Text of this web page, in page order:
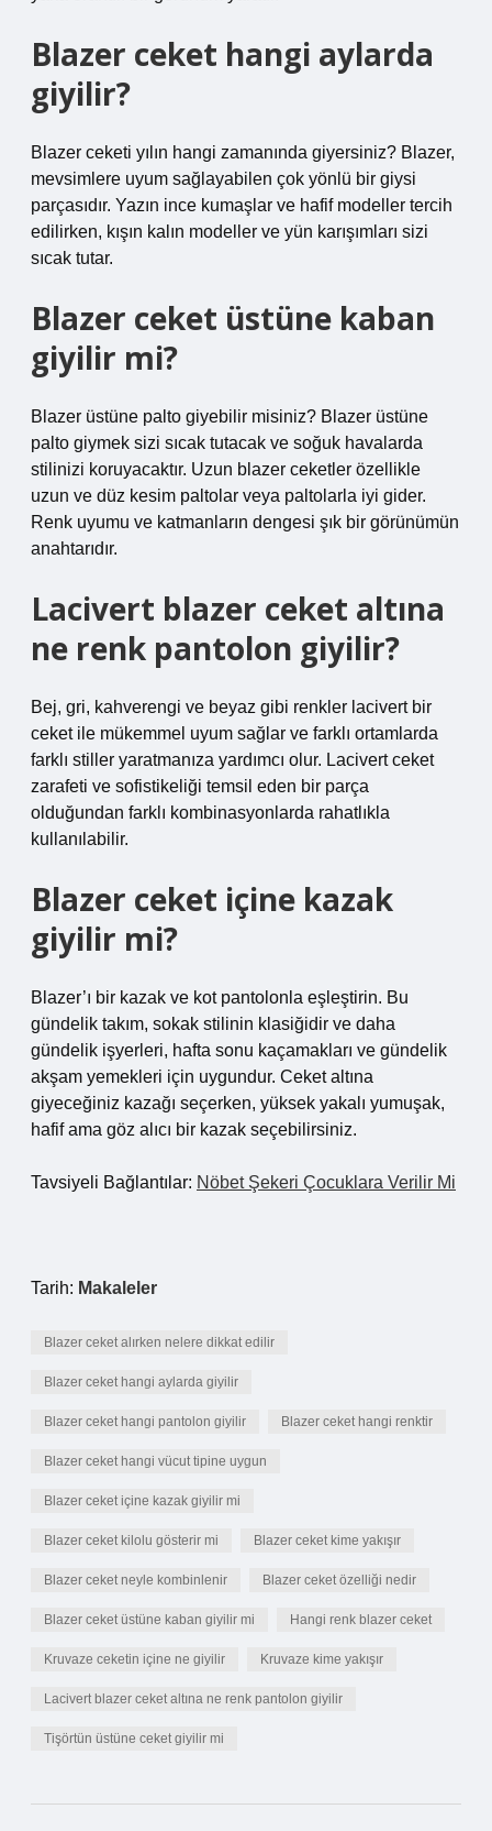
Blazer ceket hangi aylarda
giyilir?
Blazer ceketi yılın hangi zamanında giyersiniz? Blazer,
mevsimlere uyum sağlayabilen çok yönlü bir giysi
parçasıdır. Yazın ince kumaşlar ve hafif modeller tercih
edilirken, kışın kalın modeller ve yün karışımları sizi
sıcak tutar.
Blazer ceket üstüne kaban
giyilir mi?
Blazer üstüne palto giyebilir misiniz? Blazer üstüne
palto giymek sizi sıcak tutacak ve soğuk havalarda
stilinizi koruyacaktır. Uzun blazer ceketler özellikle
uzun ve düz kesim paltolar veya paltolarla iyi gider.
Renk uyumu ve katmanların dengesi şık bir görünümün
anahtarıdır.
Lacivert blazer ceket altına
ne renk pantolon giyilir?
Bej, gri, kahverengi ve beyaz gibi renkler lacivert bir
ceket ile mükemmel uyum sağlar ve farklı ortamlarda
farklı stiller yaratmanıza yardımcı olur. Lacivert ceket
zarafeti ve sofistikeliği temsil eden bir parça
olduğundan farklı kombinasyonlarda rahatlıkla
kullanılabilir.
Blazer ceket içine kazak
giyilir mi?
Blazer’ı bir kazak ve kot pantolonla eşleştirin. Bu
gündelik takım, sokak stilinin klasiğidir ve daha
gündelik işyerleri, hafta sonu kaçamakları ve gündelik
akşam yemekleri için uygundur. Ceket altına
giyeceğiniz kazağı seçerken, yüksek yakalı yumuşak,
hafif ama göz alıcı bir kazak seçebilirsiniz.
Tavsiyeli Bağlantılar: Nöbet Şekeri Çocuklara Verilir Mi
Tarih: Makaleler
Blazer ceket alırken nelere dikkat edilir
Blazer ceket hangi aylarda giyilir
Blazer ceket hangi pantolon giyilir Blazer ceket hangi renktir
Blazer ceket hangi vücut tipine uygun
Blazer ceket içine kazak giyilir mi
Blazer ceket kilolu gösterir mi Blazer ceket kime yakışır
Blazer ceket neyle kombinlenir Blazer ceket özelliği nedir
Blazer ceket üstüne kaban giyilir mi Hangi renk blazer ceket
Kruvaze ceketin içine ne giyilir Kruvaze kime yakışır
Lacivert blazer ceket altına ne renk pantolon giyilir
Tişörtün üstüne ceket giyilir mi